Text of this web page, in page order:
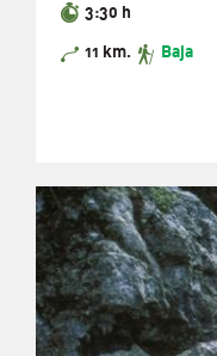
3:30 h
11 km. Baja